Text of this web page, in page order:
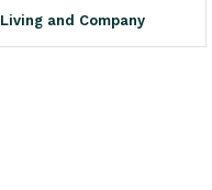
Living and Company